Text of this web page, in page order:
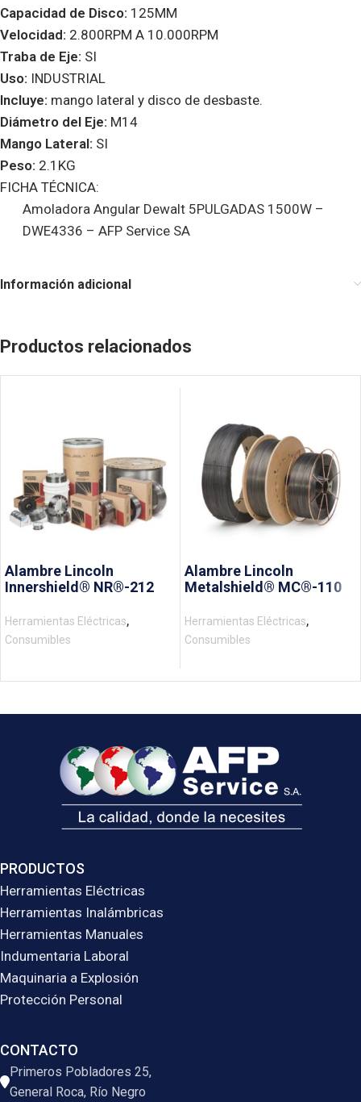
Capacidad de Disco: 125MM
Velocidad: 2.800RPM A 10.000RPM
Traba de Eje: SI
Uso: INDUSTRIAL
Incluye: mango lateral y disco de desbaste.
Diámetro del Eje: M14
Mango Lateral: SI
Peso: 2.1KG
FICHA TÉCNICA:
Amoladora Angular Dewalt 5PULGADAS 1500W –
DWE4336 – AFP Service SA
Información adicional
Productos relacionados
Alambre Lincoln
Innershield® NR®-212
Herramientas Eléctricas,
Consumibles
Alambre Lincoln
Metalshield® MC®-110
Herramientas Eléctricas,
Consumibles
PRODUCTOS
Herramientas Eléctricas
Herramientas Inalámbricas
Herramientas Manuales
Indumentaria Laboral
Maquinaria a Explosión
Protección Personal
CONTACTO
Primeros Pobladores 25,
General Roca, Río Negro